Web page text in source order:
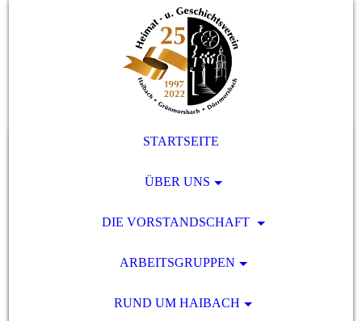
STARTSEITE
ÜBER UNS
DIE VORSTANDSCHAFT
ARBEITSGRUPPEN
RUND UM HAIBACH